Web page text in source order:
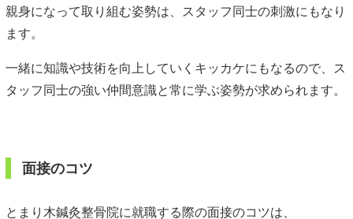
親身になって取り組む姿勢は、スタッフ同士の刺激にもなり
ます。
一緒に知識や技術を向上していくキッカケにもなるので、ス
タッフ同士の強い仲間意識と常に学ぶ姿勢が求められます。
面接のコツ
とまり木鍼灸整骨院に就職する際の面接のコツは、